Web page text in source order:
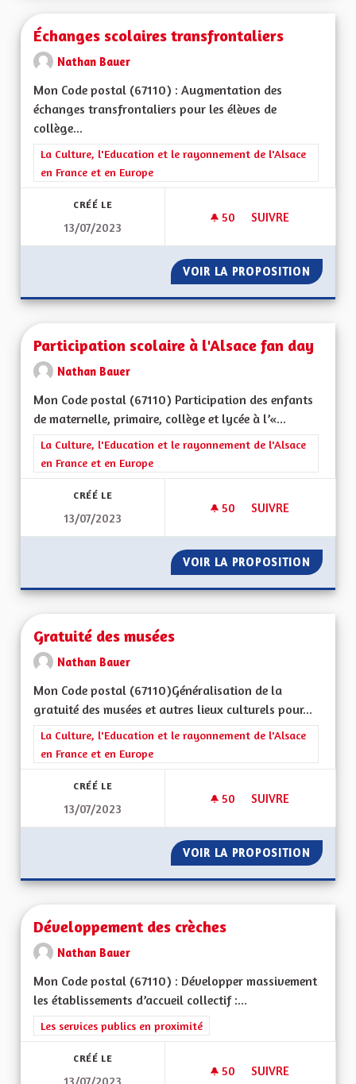
Échanges scolaires transfrontaliers
Nathan Bauer
Mon Code postal (67110) : Augmentation des
échanges transfrontaliers pour les élèves de
collège...
Filtrer les résultats de la catégorie : La Culture, l'Education et
La Culture, l'Education et le rayonnement de l'Alsace
en France et en Europe
CRÉÉ LE
13/07/2023
50 50 ABONNÉS
SUIVRE
VOIR LA PROPOSITION
Participation scolaire à l'Alsace fan day
Nathan Bauer
Mon Code postal (67110) Participation des enfants
de maternelle, primaire, collège et lycée à l’«...
Filtrer les résultats de la catégorie : La Culture, l'Education et
La Culture, l'Education et le rayonnement de l'Alsace
en France et en Europe
CRÉÉ LE
13/07/2023
50 50 ABONNÉS
SUIVRE
VOIR LA PROPOSITION
Gratuité des musées
Nathan Bauer
Mon Code postal (67110)Généralisation de la
gratuité des musées et autres lieux culturels pour...
Filtrer les résultats de la catégorie : La Culture, l'Education et
La Culture, l'Education et le rayonnement de l'Alsace
en France et en Europe
CRÉÉ LE
13/07/2023
50 50 ABONNÉS
SUIVRE
VOIR LA PROPOSITION
Développement des crèches
Nathan Bauer
Mon Code postal (67110) : Développer massivement
les établissements d’accueil collectif :...
Filtrer les résultats de la catégorie : Les services publics en
Les services publics en proximité
CRÉÉ LE
50 50 ABONNÉS
SUIVRE